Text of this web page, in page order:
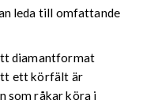
leda till omfattande
diamantformat
ett körfält är
som råkar köra i